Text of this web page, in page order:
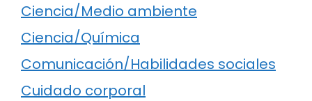
Ciencia/Medio ambiente
Ciencia/Química
Comunicación/Habilidades sociales
Cuidado corporal